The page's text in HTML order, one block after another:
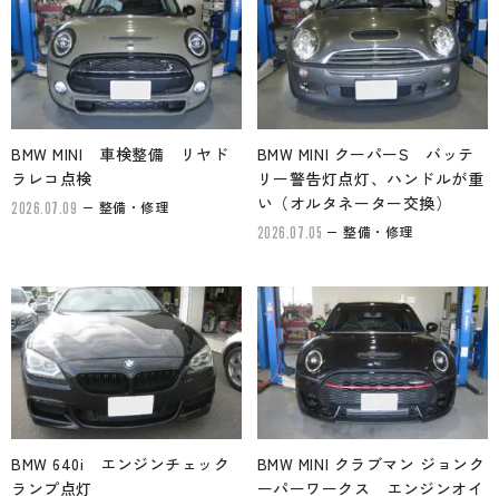
BMW MINI 車検整備 リヤド
ラレコ点検
2026.07.09 整備・修理
BMW MINI クーパーS バッテ
リー警告灯点灯、ハンドルが重
い（オルタネーター交換）
2026.07.05 整備・修理
BMW 640i エンジンチェック
ランプ点灯
BMW MINI クラブマン ジョンク
ーパーワークス エンジンオイ